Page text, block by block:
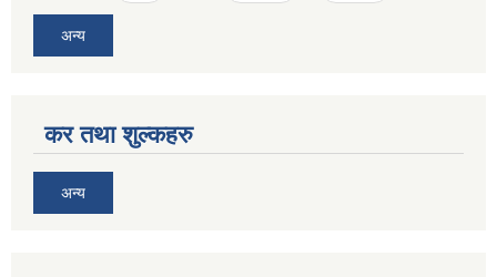
अन्य
कर तथा शुल्कहरु
अन्य